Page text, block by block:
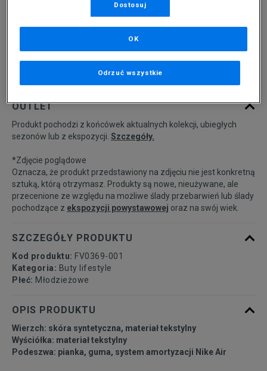
PRODUKT NIEDOSTĘPNY
Jeśli artykuł będzie ponownie dostępny, otrzymasz od nas
35,5 22,5 cm Powiadom o dostępności
36 23 cm
36,5 23,5 cm Powiadom o dostępności
38 24 cm
39 24,5 cm Powiadom o dostępności
OUTLET
Produkt pochodzi z końcówek aktualnych kolekcji, ubiegłych
sezonów lub z ekspozycji. Szczegóły.
*Zdjęcie poglądowe
Oznacza, że produkt przedstawiony na zdjęciu nie jest konkretną
sztuką, którą otrzymasz. Produkty są nowe, nieużywane, ale
przecenione ze względu na możliwe ślady przebarwień lub ślady
pochodzące z ekspozycji powystawowej oraz na swój wiek.
SZCZEGÓŁY PRODUKTU
Kod produktu: FV0369-001
Kategoria: Buty lifestyle
Płeć: Młodzieżowe
OPIS PRODUKTU
Wierzch: skóra syntetyczna, materiał tekstylny
Wyściółka: materiał tekstylny
Podeszwa: pianka, guma, system amortyzacji Nike Air
Dostosuj
Odrzuć wszystkie
OK